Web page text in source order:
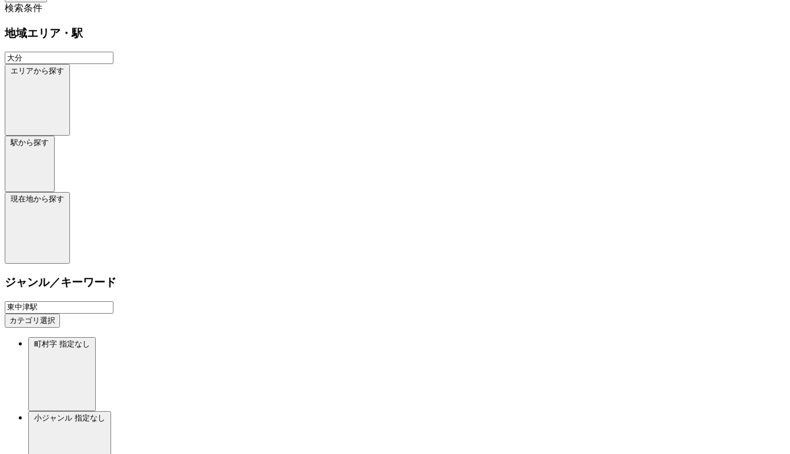
検索条件
地域エリア・駅
エリアから探す
駅から探す
現在地から探す
ジャンル／キーワード
カテゴリ選択
町村字 指定なし
小ジャンル 指定なし